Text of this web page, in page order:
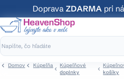
na
obsah
Doprava ZDARMA pri
Domov Kúpeľňa
Kúpeľňové
doplnky
košíky